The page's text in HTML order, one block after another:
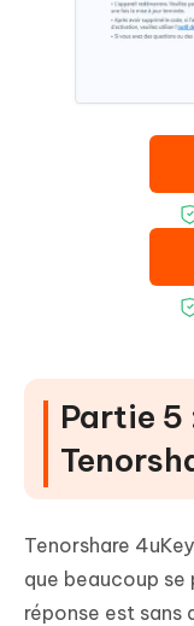
Partie 5
Tenorshare
que beaucoup
réponse est sans